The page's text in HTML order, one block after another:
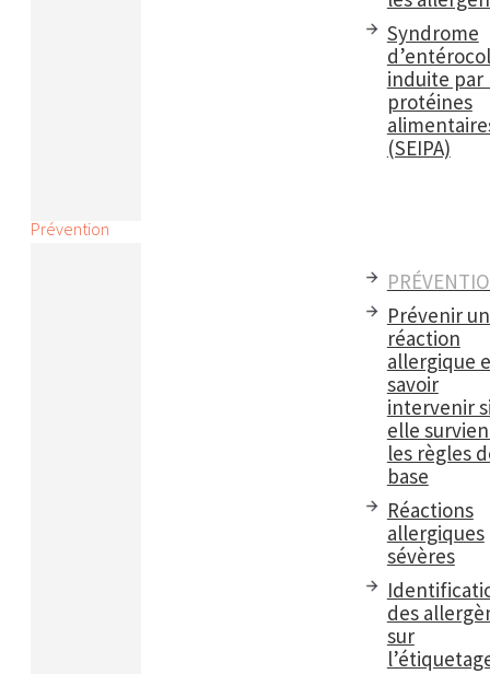
Syndrome
induite par
protéines
(SEIPA)
Prévention
Prévenir
réaction
allergique
savoir
intervenir
elle
les règles
base
Réactions
allergiques
sévères
des
sur